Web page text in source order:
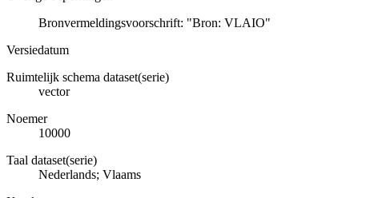
Bronvermeldingsvoorschrift: "Bron: VLAIO"
Versiedatum
Ruimtelijk schema dataset(serie)
vector
Noemer
10000
Taal dataset(serie)
Nederlands; Vlaams